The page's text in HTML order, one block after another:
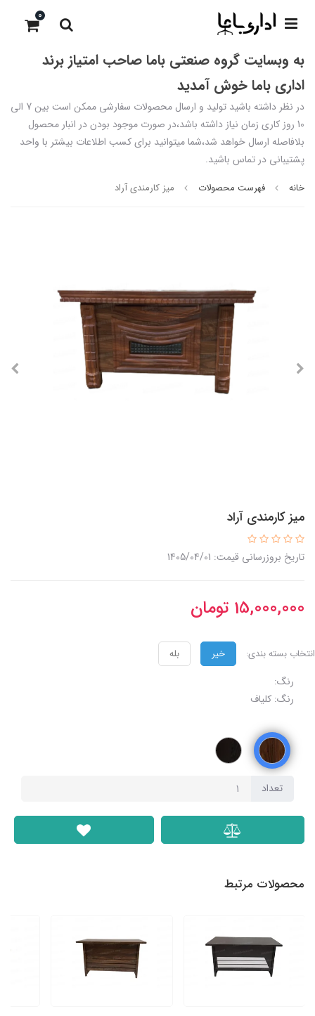
به وبسایت گروه صنعتی باما صاحب امتیاز برند
اداری باما خوش آمدید
در نظر داشته باشید تولید و ارسال محصولات سفارشی ممکن است بین 7 الی
10 روز کاری زمان نیاز داشته باشد،در صورت موجود بودن در انبار محصول
بلافاصله ارسال خواهد شد،شما میتوانید برای کسب اطلاعات بیشتر با واحد
پشتیبانی در تماس باشید.
0
خانه فهرست محصولات میز کارمندی آراد
میز کارمندی آراد
تاریخ بروزرسانی قیمت: 1405/04/01
15,000,000 تومان
انتخاب بسته بندی: خیر بله
رنگ:
رنگ: کلیاف
تعداد
محصولات مرتبط